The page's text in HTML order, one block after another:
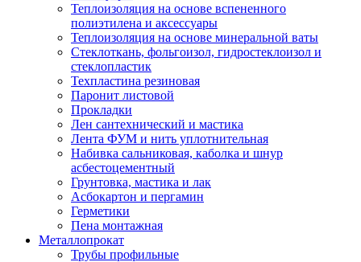
Теплоизоляция на основе вспененного
полиэтилена и аксессуары
Теплоизоляция на основе минеральной ваты
Стеклоткань, фольгоизол, гидростеклоизол и
стеклопластик
Техпластина резиновая
Паронит листовой
Прокладки
Лен сантехнический и мастика
Лента ФУМ и нить уплотнительная
Набивка сальниковая, каболка и шнур
асбестоцементный
Грунтовка, мастика и лак
Асбокартон и пергамин
Герметики
Пена монтажная
Металлопрокат
Трубы профильные